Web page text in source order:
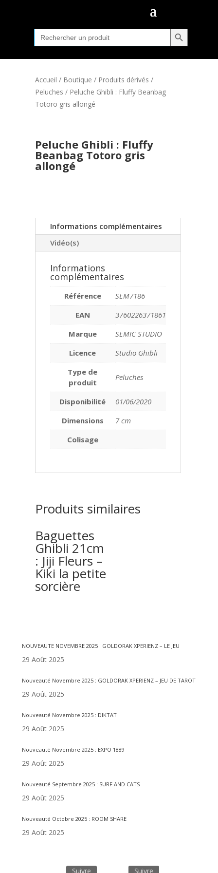
Search
for:
Search Button
Accueil / Boutique / Produits dérivés /
Peluches / Peluche Ghibli : Fluffy Beanbag
Totoro gris allongé
Peluche Ghibli : Fluffy
Beanbag Totoro gris
allongé
Informations complémentaires
Vidéo(s)
Informations
complémentaires
Référence
SEM7186
EAN
3760226371861
Marque
SEMIC STUDIO
Licence
Studio Ghibli
Type de
produit
Peluches
Disponibilité
01/06/2020
Dimensions
7 cm
Colisage
Produits similaires
Baguettes
Ghibli 21cm
: Jiji Fleurs –
Kiki la petite
sorcière
NOUVEAUTE NOVEMBRE 2025 : GOLDORAK XPERIENZ – LE JEU
29 Août 2025
Nouveauté Novembre 2025 : GOLDORAK XPERIENZ – JEU DE TAROT
29 Août 2025
Nouveauté Novembre 2025 : DIKTAT
29 Août 2025
Nouveauté Novembre 2025 : EXPO 1889
29 Août 2025
Nouveauté Septembre 2025 : SURF AND CATS
29 Août 2025
Nouveauté Octobre 2025 : ROOM SHARE
29 Août 2025
Suivre Suivre